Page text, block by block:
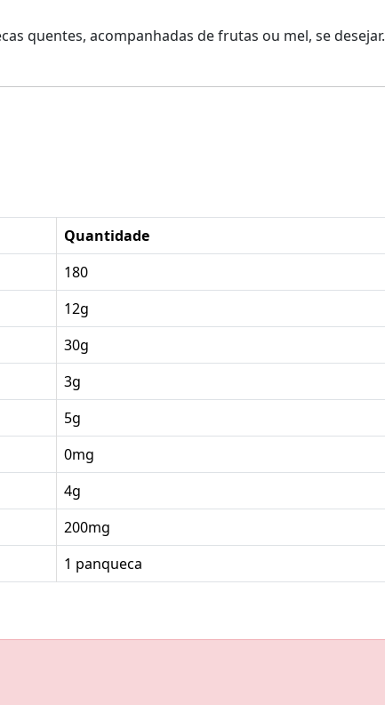
quentes, acompanhadas de frutas ou mel, se desejar.
Quantidade
180
12g
30g
3g
5g
0mg
4g
200mg
1 panqueca